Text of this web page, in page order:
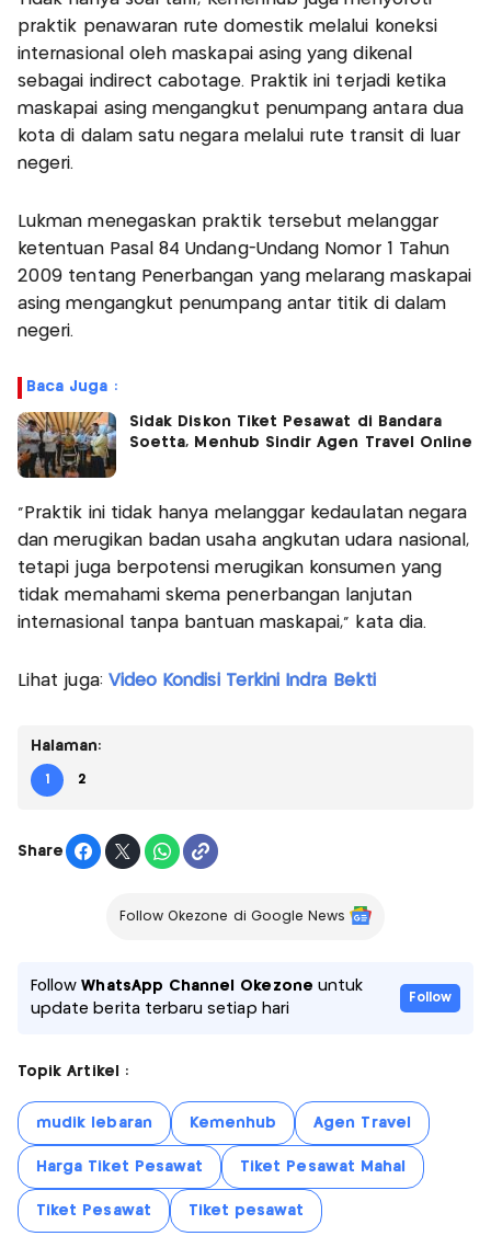
praktik penawaran rute domestik melalui koneksi
internasional oleh maskapai asing yang dikenal
sebagai indirect cabotage. Praktik ini terjadi ketika
maskapai asing mengangkut penumpang antara dua
kota di dalam satu negara melalui rute transit di luar
negeri.
Lukman menegaskan praktik tersebut melanggar
ketentuan Pasal 84 Undang-Undang Nomor 1 Tahun
2009 tentang Penerbangan yang melarang maskapai
asing mengangkut penumpang antar titik di dalam
negeri.
Baca Juga :
Sidak Diskon Tiket Pesawat di Bandara
Soetta, Menhub Sindir Agen Travel Online
“Praktik ini tidak hanya melanggar kedaulatan negara
dan merugikan badan usaha angkutan udara nasional,
tetapi juga berpotensi merugikan konsumen yang
tidak memahami skema penerbangan lanjutan
internasional tanpa bantuan maskapai,” kata dia.
Lihat juga: Video Kondisi Terkini Indra Bekti
Halaman:
1 2
Share
Follow Okezone di Google News
FollowWhatsApp Channel Okezone untuk
update berita terbaru setiap hari
Follow
Topik Artikel :
mudik lebaran Kemenhub Agen Travel
Harga Tiket Pesawat Tiket Pesawat Mahal
Tiket Pesawat Tiket pesawat